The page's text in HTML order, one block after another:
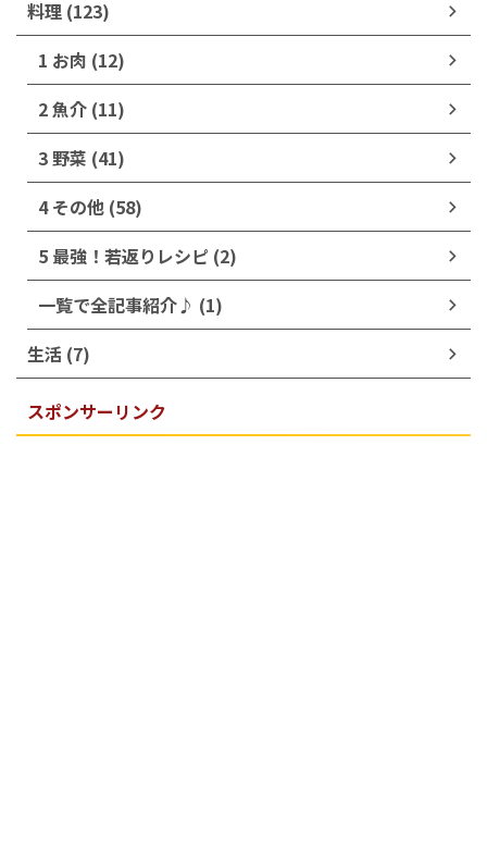
料理 (123)
1 お肉 (12)
2 魚介 (11)
3 野菜 (41)
4 その他 (58)
5 最強！若返りレシピ (2)
一覧で全記事紹介♪ (1)
生活 (7)
スポンサーリンク